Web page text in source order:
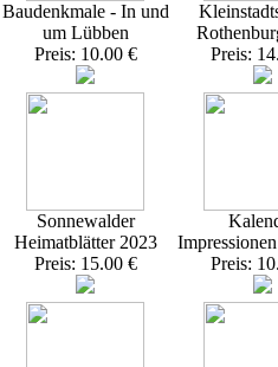
Baudenkmale - In und
um Lübben
Preis: 10.00 €
Preis:
Sonnewalder
Heimatblätter 2023
Preis: 15.00 €
Preis: